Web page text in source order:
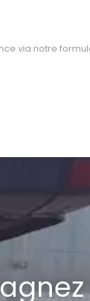
via notre